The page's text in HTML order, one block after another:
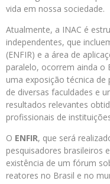
vida em nossa sociedade.
Atualmente, a INAC é
independentes, que
(ENFIR) e a área de
paralelo, ocorrem ainda o
uma exposição técnica
de diversas faculdades e
resultados relevantes
profissionais de
O ENFIR, que será
pesquisadores brasileiros
existência de um fórum
reatores no Brasil e no